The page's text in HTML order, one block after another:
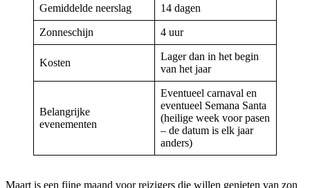
Gemiddelde neerslag 14 dagen
Zonneschijn 4 uur
Kosten
Lager dan in het begin
van het jaar
Belangrijke
evenementen
Eventueel carnaval en
eventueel Semana Santa
(heilige week voor pasen
– de datum is elk jaar
anders)
Maart is een fijne maand voor reizigers die willen genieten van zon